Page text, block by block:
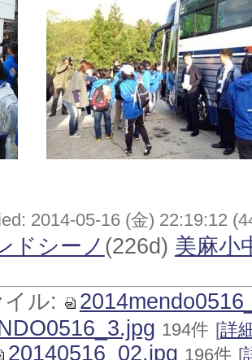
2014-05-16 (金) 22:19:12
ドシーノ (226d) 美麻小
ル:
194件 [詳
20140516_02.jpg 196件 [